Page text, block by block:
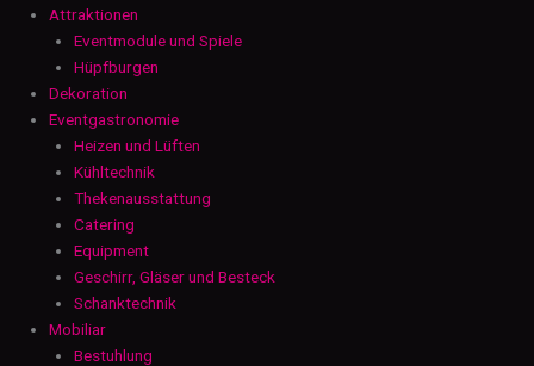
Attraktionen
Eventmodule und Spiele
Hüpfburgen
Dekoration
Eventgastronomie
Heizen und Lüften
Kühltechnik
Thekenausstattung
Catering
Equipment
Geschirr, Gläser und Besteck
Schanktechnik
Mobiliar
Bestuhlung